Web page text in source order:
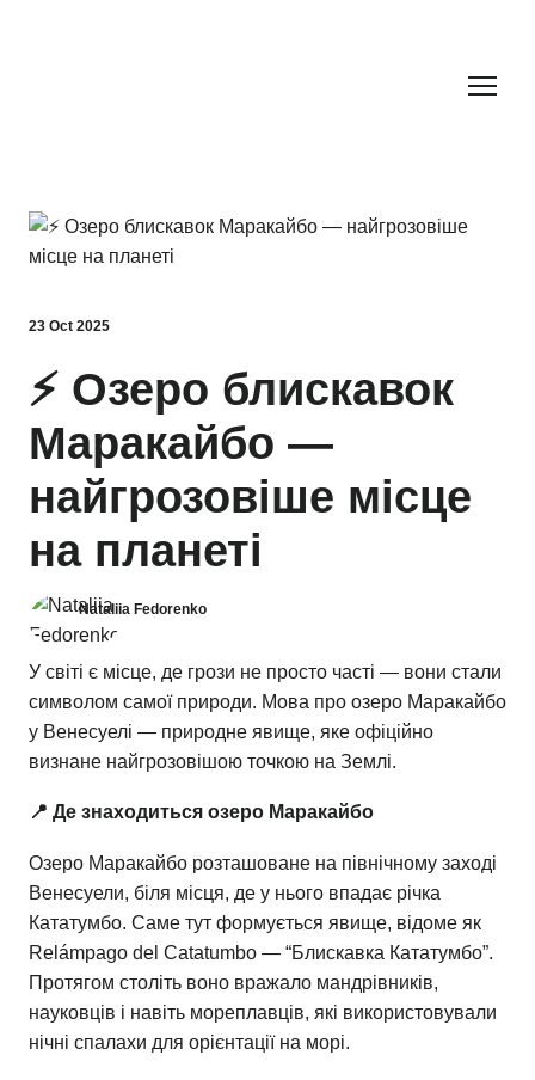
23 Oct 2025
⚡ Озеро блискавок
Маракайбо —
найгрозовіше місце
на планеті
Nataliia Fedorenko
У світі є місце, де грози не просто часті — вони стали
символом самої природи. Мова про озеро Маракайбо
у Венесуелі — природне явище, яке офіційно
визнане найгрозовішою точкою на Землі.
📍 Де знаходиться озеро Маракайбо
Озеро Маракайбо розташоване на північному заході
Венесуели, біля місця, де у нього впадає річка
Кататумбо. Саме тут формується явище, відоме як
Relámpago del Catatumbo — “Блискавка Кататумбо”.
Протягом століть воно вражало мандрівників,
науковців і навіть мореплавців, які використовували
нічні спалахи для орієнтації на морі.